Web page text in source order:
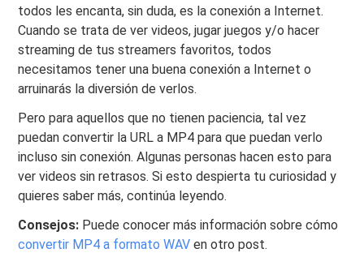
todos les encanta, sin duda, es la conexión a Internet.
Cuando se trata de ver videos, jugar juegos y/o hacer
streaming de tus streamers favoritos, todos
necesitamos tener una buena conexión a Internet o
arruinarás la diversión de verlos.
Pero para aquellos que no tienen paciencia, tal vez
puedan convertir la URL a MP4 para que puedan verlo
incluso sin conexión. Algunas personas hacen esto para
ver videos sin retrasos. Si esto despierta tu curiosidad y
quieres saber más, continúa leyendo.
Consejos: Puede conocer más información sobre cómo
convertir MP4 a formato WAV en otro post.